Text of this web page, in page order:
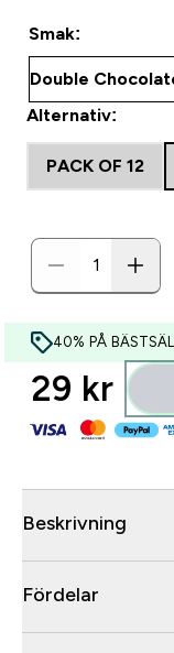
Smak:
Alternativ:
PACK OF 12
40% PÅ
29 kr‎
Beskrivning
Fördelar